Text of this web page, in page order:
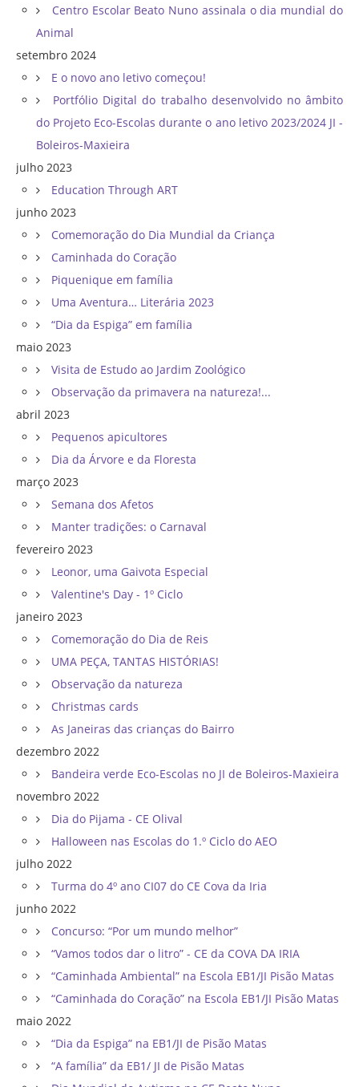
Centro Escolar Beato Nuno assinala o dia mundial do
Animal
setembro 2024
E o novo ano letivo começou!
Portfólio Digital do trabalho desenvolvido no âmbito
do Projeto Eco-Escolas durante o ano letivo 2023/2024 JI -
Boleiros-Maxieira
julho 2023
Education Through ART
junho 2023
Comemoração do Dia Mundial da Criança
Caminhada do Coração
Piquenique em família
Uma Aventura… Literária 2023
“Dia da Espiga” em família
maio 2023
Visita de Estudo ao Jardim Zoológico
Observação da primavera na natureza!...
abril 2023
Pequenos apicultores
Dia da Árvore e da Floresta
março 2023
Semana dos Afetos
Manter tradições: o Carnaval
fevereiro 2023
Leonor, uma Gaivota Especial
Valentine's Day - 1º Ciclo
janeiro 2023
Comemoração do Dia de Reis
UMA PEÇA, TANTAS HISTÓRIAS!
Observação da natureza
Christmas cards
As Janeiras das crianças do Bairro
dezembro 2022
Bandeira verde Eco-Escolas no JI de Boleiros-Maxieira
novembro 2022
Dia do Pijama - CE Olival
Halloween nas Escolas do 1.º Ciclo do AEO
julho 2022
Turma do 4º ano CI07 do CE Cova da Iria
junho 2022
Concurso: “Por um mundo melhor”
“Vamos todos dar o litro” - CE da COVA DA IRIA
“Caminhada Ambiental” na Escola EB1/JI Pisão Matas
“Caminhada do Coração” na Escola EB1/JI Pisão Matas
maio 2022
“Dia da Espiga” na EB1/JI de Pisão Matas
“A família” da EB1/ JI de Pisão Matas